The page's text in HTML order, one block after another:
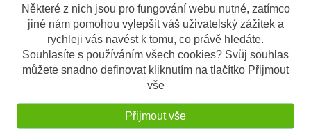
Některé z nich jsou pro fungování webu nutné, zatímco
jiné nám pomohou vylepšit váš uživatelský zážitek a
rychleji vás navést k tomu, co právě hledáte.
Souhlasíte s používáním všech cookies? Svůj souhlas
můžete snadno definovat kliknutím na tlačítko Přijmout
vše
Přijmout vše
Popis Odeslat dotaz
Popis výrobku
Ochranný kryt na chladič motoru - Givi
Materiál: nerezová ocel
Barva: černá prášková